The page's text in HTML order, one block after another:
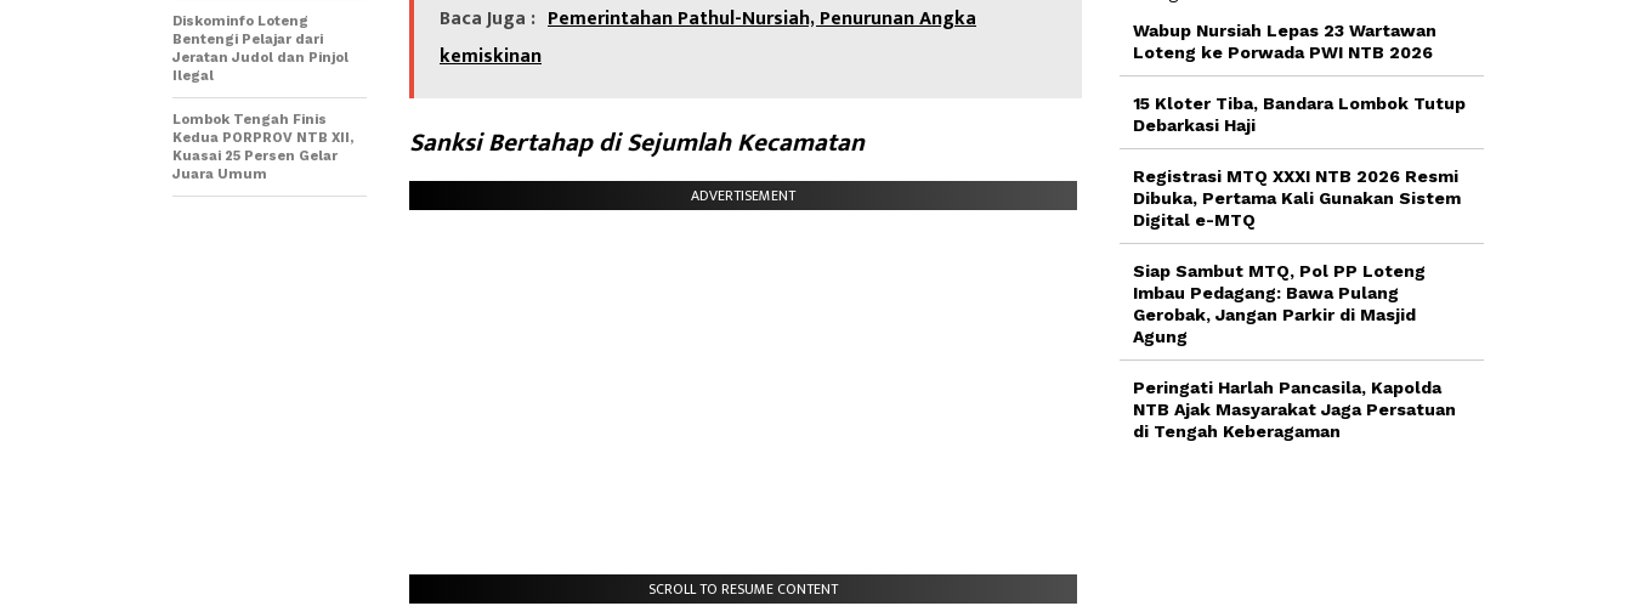
Baca Juga : Pemerintahan Pathul-Nursiah, Penurunan Angka
kemiskinan
Sanksi Bertahap di Sejumlah Kecamatan
ADVERTISEMENT
SCROLL TO RESUME CONTENT
Diskominfo Loteng
Bentengi Pelajar dari
Jeratan Judol dan Pinjol
Ilegal
Lombok Tengah Finis
Kedua PORPROV NTB XII,
Kuasai 25 Persen Gelar
Juara Umum
Wabup Nursiah Lepas 23 Wartawan
Loteng ke Porwada PWI NTB 2026
15 Kloter Tiba, Bandara Lombok Tutup
Debarkasi Haji
Registrasi MTQ XXXI NTB 2026 Resmi
Dibuka, Pertama Kali Gunakan Sistem
Digital e-MTQ
Siap Sambut MTQ, Pol PP Loteng
Imbau Pedagang: Bawa Pulang
Gerobak, Jangan Parkir di Masjid
Agung
Peringati Harlah Pancasila, Kapolda
NTB Ajak Masyarakat Jaga Persatuan
di Tengah Keberagaman